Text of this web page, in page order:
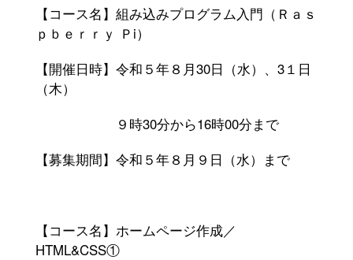
【コース名】組み込みプログラム入門（Ｒａｓ
ｐｂｅｒｒｙ Ｐ i）
【開催日時】令和５年８月30日（水）、3１日
（木）
９時30分から16時00分まで
【募集期間】令和５年８月９日（水）まで
【コース名】ホームページ作成／
HTML&CSS①